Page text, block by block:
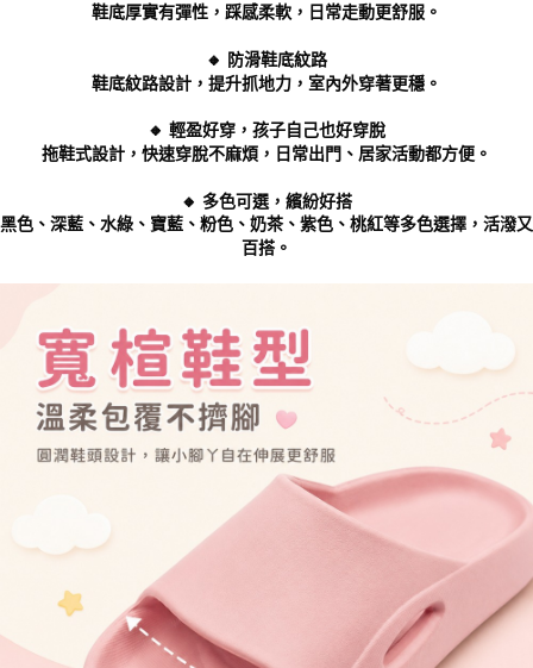
鞋底厚實有彈性，踩感柔軟，日常走動更舒服。
🔸 防滑鞋底紋路
鞋底紋路設計，提升抓地力，室內外穿著更穩。
🔸 輕盈好穿，孩子自己也好穿脫
拖鞋式設計，快速穿脫不麻煩，日常出門、居家活動都方便。
🔸 多色可選，繽紛好搭
黑色、深藍、水綠、寶藍、粉色、奶茶、紫色、桃紅等多色選擇，活潑又
百搭。